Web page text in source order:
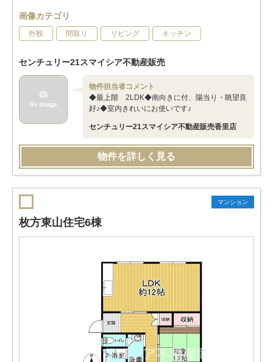
画像カテゴリ
外観 間取り リビング キッチン
センチュリー21スマイシア不動産販売
物件担当者コメント
◆最上階 2LDK◆南向きに付、陽当り・眺望良
好♪◆室内きれいにお使いです♪
センチュリー21スマイシア不動産販売香里店
物件を詳しく見る
マンション
枚方東山住宅6棟